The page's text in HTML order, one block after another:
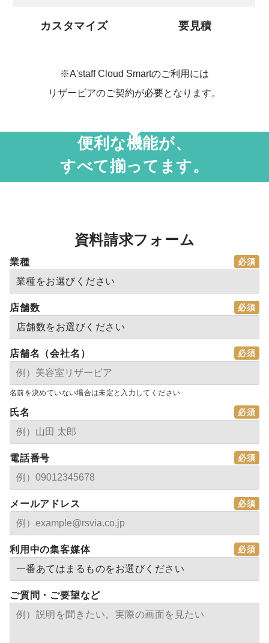
カスタマイズ 要見積
※A'staff Cloud Smartのご利用には
リザービアのご契約が必要となります。
便利な機能が、
すべて揃ってます。
資料請求フォーム
業種
店舗数
店舗名（会社名）
名前を決めていない場合は未定と入力してください
氏名
電話番号
メールアドレス
利用中の集客媒体
ご質問・ご要望など